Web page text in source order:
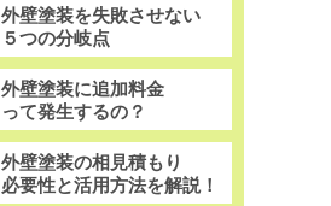
外壁塗装を失敗させない
５つの分岐点
外壁塗装に追加料金
って発生するの？
外壁塗装の相見積もり
必要性と活用方法を解説！